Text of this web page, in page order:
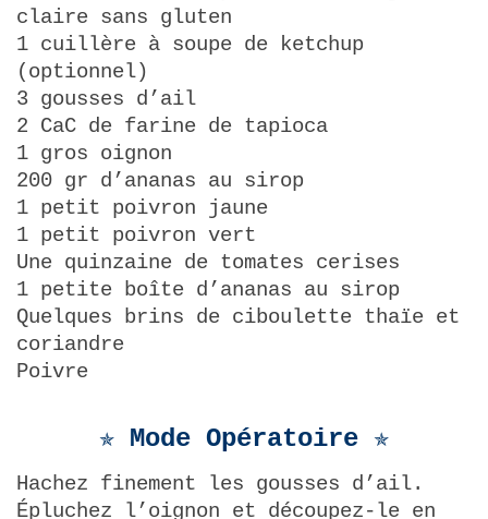
claire sans gluten
1 cuillère à soupe de ketchup
(optionnel)
3 gousses d’ail
2 CaC de farine de tapioca
1 gros oignon
200 gr d’ananas au sirop
1 petit poivron jaune
1 petit poivron vert
Une quinzaine de tomates cerises
1 petite boîte d’ananas au sirop
Quelques brins de ciboulette thaïe et
coriandre
Poivre
✯ Mode Opératoire ✯
Hachez finement les gousses d’ail.
Épluchez l’oignon et découpez-le en